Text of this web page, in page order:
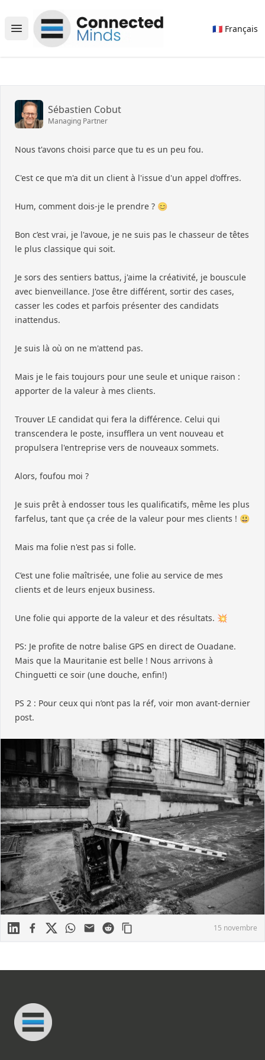
Open main menu
Connected Minds
🇫🇷 Français
Sébastien Cobut
Managing Partner
Nous t'avons choisi parce que tu es un peu fou.
C'est ce que m'a dit un client à l'issue d'un appel d’offres.
Hum, comment dois-je le prendre ? 😊
Bon c’est vrai, je l'avoue, je ne suis pas le chasseur de têtes
le plus classique qui soit.
Je sors des sentiers battus, j'aime la créativité, je bouscule
avec bienveillance. J'ose être différent, sortir des cases,
casser les codes et parfois présenter des candidats
inattendus.
Je suis là où on ne m'attend pas.
Mais je le fais toujours pour une seule et unique raison :
apporter de la valeur à mes clients.
Trouver LE candidat qui fera la différence. Celui qui
transcendera le poste, insufflera un vent nouveau et
propulsera l'entreprise vers de nouveaux sommets.
Alors, foufou moi ?
Je suis prêt à endosser tous les qualificatifs, même les plus
farfelus, tant que ça crée de la valeur pour mes clients ! 😃
Mais ma folie n'est pas si folle.
C’est une folie maîtrisée, une folie au service de mes
clients et de leurs enjeux business.
Une folie qui apporte de la valeur et des résultats. 💥
PS: Je profite de notre balise GPS en direct de Ouadane.
Mais que la Mauritanie est belle ! Nous arrivons à
Chinguetti ce soir (une douche, enfin!)
PS 2 : Pour ceux qui n’ont pas la réf, voir mon avant-dernier
post.
LinkedinFacebook
X WhatsApp
Mail Reddit 15 novembre
Connected Minds